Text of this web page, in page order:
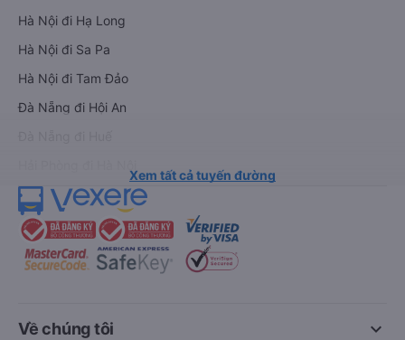
Hà Nội đi Hạ Long
Hà Nội đi Sa Pa
Hà Nội đi Tam Đảo
Đà Nẵng đi Hội An
Xem tất cả tuyến đường
keyboard_arrow_down
Về chúng tôi